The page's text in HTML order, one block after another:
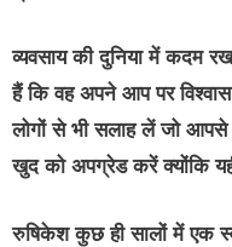
व्यवसाय की दुनिया में कदम
हैं कि वह अपने आप पर
लोगों से भी सलाह लें जो
खुद को अपग्रेड करें क्योंकि
रुषिकेश कुछ ही सालों में एक